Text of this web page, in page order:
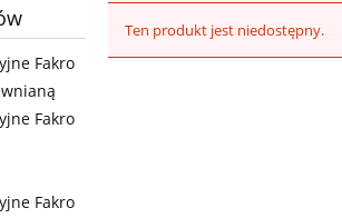
Fakro
Fakro
Fakro
Ten produkt jest niedostępny.